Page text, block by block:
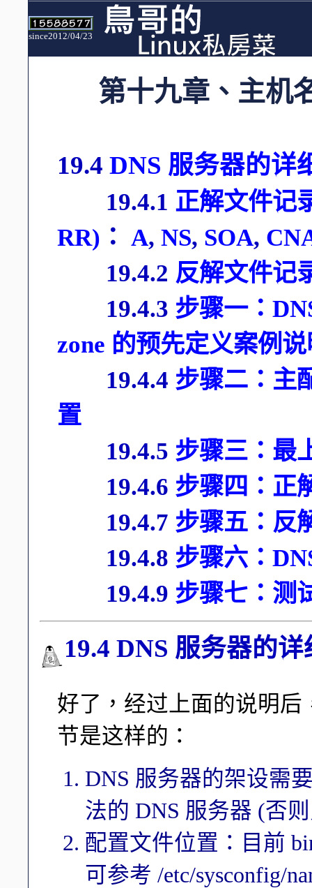
since2012/04/23
第十九章、主机
19.4 DNS 服务器的详
19.4.1 正解文件记
RR) ： A, NS, SOA,
19.4.2 反解文件记
19.4.3 步骤一：
zone 的预先定义案例
19.4.4 步骤二：主
置
19.4.5 步骤三：最
19.4.6 步骤四：正
19.4.7 步骤五：反
19.4.8 步骤六：
19.4.9 步骤七：测
19.4 DNS 服务器的
好了，经过上面的说明后
节是这样的：
DNS 服务器的架设需
法的 DNS 服务器 (否
配置文件位置：目前
可参考 /etc/sysconfig/